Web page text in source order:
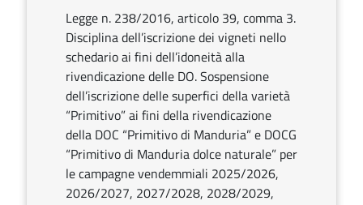
Legge n. 238/2016, articolo 39, comma 3.
Disciplina dell’iscrizione dei vigneti nello
schedario ai fini dell’idoneità alla
rivendicazione delle DO. Sospensione
dell’iscrizione delle superfici della varietà
“Primitivo” ai fini della rivendicazione
della DOC “Primitivo di Manduria” e DOCG
“Primitivo di Manduria dolce naturale” per
le campagne vendemmiali 2025/2026,
2026/2027, 2027/2028, 2028/2029,